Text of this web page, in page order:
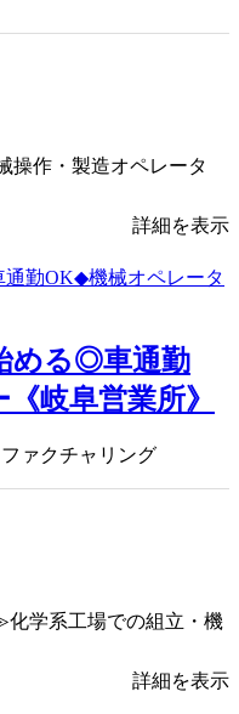
操作・製造オペレータ
詳細を表示
める◎車通勤
岐阜営業所》
ァクチャリング
学系工場での組立・機
詳細を表示